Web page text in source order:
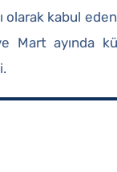
olarak kabul
Mart ayında